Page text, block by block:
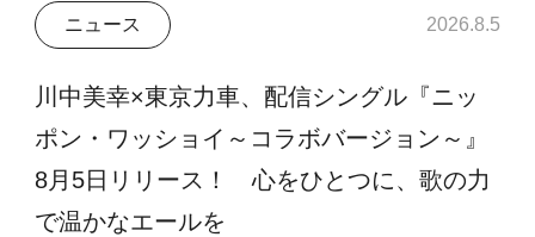
ニュース 2026.8.5
川中美幸×東京力車、配信シングル『ニッ
ポン・ワッショイ～コラボバージョン～』
8月5日リリース！ 心をひとつに、歌の力
で温かなエールを